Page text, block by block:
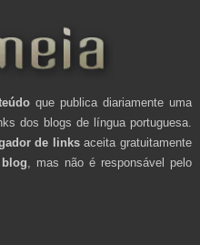
que publica diariamente uma
dos blogs de língua portuguesa.
de linksaceita gratuitamente
blog , mas não é responsável pelo